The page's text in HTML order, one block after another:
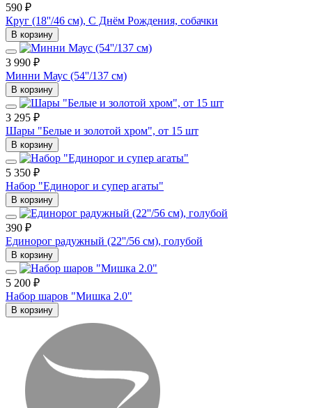
590 ₽
Круг (18''/46 см), С Днём Рождения, собачки
В корзину
3 990 ₽
Минни Маус (54''/137 см)
В корзину
3 295 ₽
Шары "Белые и золотой хром", от 15 шт
В корзину
5 350 ₽
Набор "Единорог и супер агаты"
В корзину
390 ₽
Единорог радужный (22''/56 см), голубой
В корзину
5 200 ₽
Набор шаров "Мишка 2.0"
В корзину